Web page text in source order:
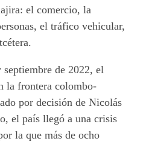
el comercio, la
el tráfico vehicular,
de 2022, el
la frontera colombo-
por decisión de Nicolás
el país llegó a una crisis
la que más de ocho